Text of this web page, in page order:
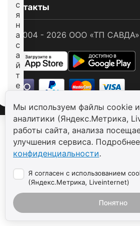
Контакты
© 2004 - 2026 ООО «ТП САВДА»
с
я
н
а
с
а
й
т
е
Мы используем файлы cookie
аналитики (Яндекс.Метрика,
работы сайта, анализа
улучшения сервиса.
конфиденциальности.
Я согласен с использованием
(Яндекс.Метрика, Liveinternet)
Понятно